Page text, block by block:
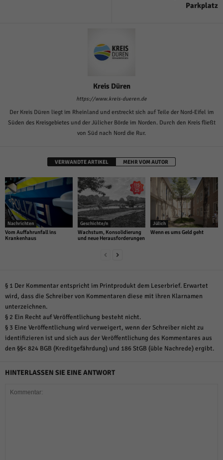
Parkplatz
Kreis Düren
https://www.kreis-dueren.de
Der Kreis Düren liegt im Rheinland und erstreckt sich auf Teile der Nord-Eifel im
Süden des Kreisgebietes und der Jülicher Börde im Norden. Durch den Kreis fließt
von Süd nach Nord die Rur.
VERWANDTE ARTIKEL MEHR VOM AUTOR
Nachrichten
Vom Auffahrunfall ins
Krankenhaus
Geschichte/n
Wachstum, Konsolidierung
und neue Herausforderungen
Jülich
Wenn es ums Geld geht
§ 1 Der Kommentar entspricht im Printprodukt dem Leserbrief. Erwartet
wird, dass die Schreiber von Kommentaren diese mit ihren Klarnamen
unterzeichnen.
§ 2 Ein Recht auf Veröffentlichung besteht nicht.
§ 3 Eine Veröffentlichung wird verweigert, wenn der Schreiber nicht zu
identifizieren ist und sich aus der Veröffentlichung des Kommentares aus
den §§< 824 BGB (Kreditgefährdung) und 186 StGB (üble Nachrede) ergibt.
HINTERLASSEN SIE EINE ANTWORT